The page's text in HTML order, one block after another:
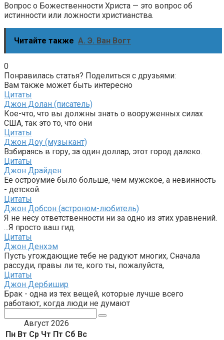
Вопрос о Божественности Христа — это вопрос об
истинности или ложности христианства.
Читайте также А. Э. Ван Вогт
0
Понравилась статья? Поделиться с друзьями:
Вам также может быть интересно
Цитаты
Джон Долан (писатель)
Кое-что, что вы должны знать о вооруженных силах
США, так это то, что они
Цитаты
Джон Доу (музыкант)
Взбираясь в гору, за один доллар, этот город далеко.
Цитаты
Джон Драйден
Ее остроумие было больше, чем мужское, а невинность
- детской.
Цитаты
Джон Добсон (астроном-любитель)
Я не несу ответственности ни за одно из этих уравнений.
...Я просто ваш гид.
Цитаты
Джон Денхэм
Пусть угождающие тебе не радуют многих, Сначала
рассуди, правы ли те, кого ты, пожалуйста,
Цитаты
Джон Дербишир
Брак - одна из тех вещей, которые лучше всего
работают, когда люди не думают
Август 2026
Пн Вт Ср Чт Пт Сб Вс